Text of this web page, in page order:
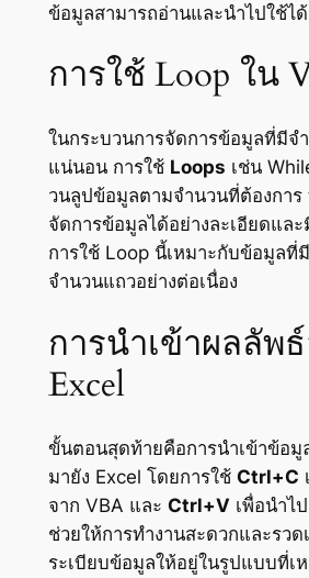
ข้อมูลสามารถอ่านและนำไปใช้ไ
การใช้ Loop ใน
ในกระบวนการจัดการข้อมูลที่มีจ
แน่นอน การใช้ Loops เช่น
วนลูปข้อมูลตามจำนวนที่ต้องการ
จัดการข้อมูลได้อย่างละเอียดแล
การใช้ Loop นี้เหมาะกับข้อมูลที่
จำนวนแถวอย่างต่อเนื่อง
การนำเข้าผลลัพ
Excel
ขั้นตอนสุดท้ายคือการนำเข้าข้อมู
มายัง Excel โดยการใช้ Ctrl+C
จาก VBA และ Ctrl+V เพื่อนำไ
ช่วยให้การทำงานสะดวกและรวด
ระเบียบข้อมูลให้อยู่ในรูปแบบที่เ